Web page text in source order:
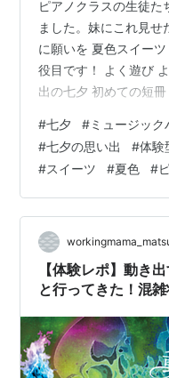
ピアノクラスの生徒た
ました。妹にこれ見
に願いを 夏色スイー
役目です！ よく遊び
出の七夕 初めての短
トでした。新年早々「
よ！」顔を合わせるた
たのは、その子が具体
ンテーションしてくれ
ていける世の中におい
アイディアを提言で
#七夕 #ミュージッ
#七夕の思い出 #体験
#スイーツ #夏色 #
【体験レポ】動き
と行ってきた！混